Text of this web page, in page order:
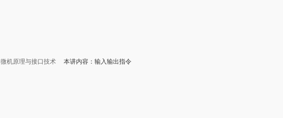
微机原理与接口技术 本讲内容：输入输出指令